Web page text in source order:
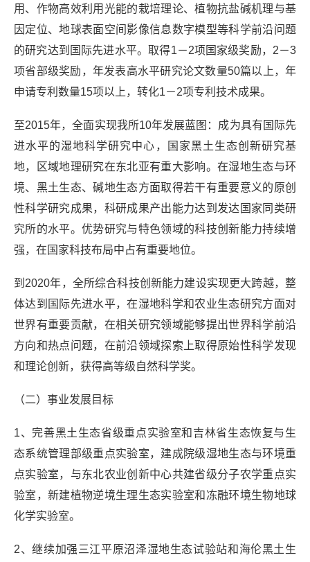
用、作物高效利用光能的栽培理论、植物抗盐碱机理与基
因定位、地球表面空间影像信息数字模型等科学前沿问题
的研究达到国际先进水平。取得1－2项国家级奖励，2－3
项省部级奖励，年发表高水平研究论文数量50篇以上，年
申请专利数量15项以上，转化1－2项专利技术成果。
至2015年，全面实现我所10年发展蓝图：成为具有国际先
进水平的湿地科学研究中心，国家黑土生态创新研究基
地，区域地理研究在东北亚有重大影响。在湿地生态与环
境、黑土生态、碱地生态方面取得若干有重要意义的原创
性科学研究成果，科研成果产出能力达到发达国家同类研
究所的水平。优势研究与特色领域的科技创新能力持续增
强，在国家科技布局中占有重要地位。
到2020年，全所综合科技创新能力建设实现更大跨越，整
体达到国际先进水平，在湿地科学和农业生态研究方面对
世界有重要贡献，在相关研究领域能够提出世界科学前沿
方向和热点问题，在前沿领域探索上取得原始性科学发现
和理论创新，获得高等级自然科学奖。
（二）事业发展目标
1、完善黑土生态省级重点实验室和吉林省生态恢复与生
态系统管理部级重点实验室，建成院级湿地生态与环境重
点实验室，与东北农业创新中心共建省级分子农学重点实
验室，新建植物逆境生理生态实验室和冻融环境生物地球
化学实验室。
2、继续加强三江平原沼泽湿地生态试验站和海伦黑土生